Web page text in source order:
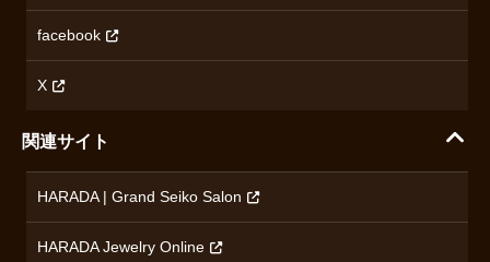
ロンジン
ブランド一覧を見る
コンテンツ制作ポリシーおよび生成AIの利用指針
facebook
X
関連サイト
HARADA | Grand Seiko Salon
HARADA Jewelry Online